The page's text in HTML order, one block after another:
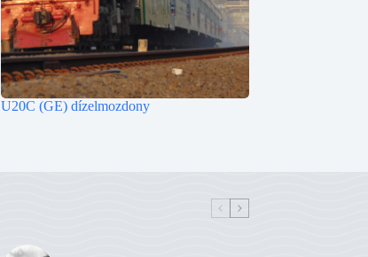
U20C (GE) dízelmozdony